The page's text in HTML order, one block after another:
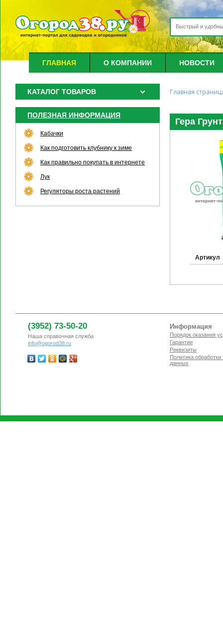
ГЛАВНАЯ О КОМПАНИИ НОВОСТИ
КАТАЛОГ ТОВАРОВ
ПОЛЕЗНАЯ ИНФОРМАЦИЯ
Кабачки
Как подготовить клубнику к зиме
Как правильно покупать в интернете
Лук
Регуляторы роста растений
Главная
Гера
Артикул
(3952) 73-50-20
Наша справочная служба
info@ogorod38.ru
Информация
Порядок оказания
Гарантии
Реквизиты
Политика
данных